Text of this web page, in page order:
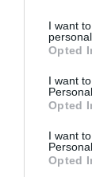
I want
Opted
I want
Opted
I want
Opted